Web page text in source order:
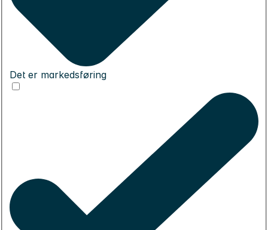
Det er markedsføring